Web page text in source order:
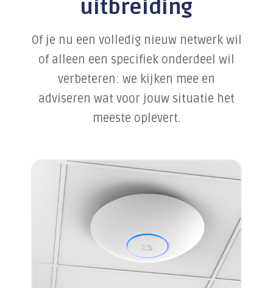
Samenwerken in de cloud
Datalekken voorkomen
Alles over Training & Adoptie
Gratis IT-risicoscan starten
uitbreiding
Of je nu een volledig nieuw netwerk wil
of alleen een specifiek onderdeel wil
verbeteren: we kijken mee en
adviseren wat voor jouw situatie het
meeste oplevert.